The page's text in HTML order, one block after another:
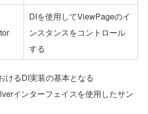
DIを使用してViewPageのイ
ンスタンスをコントロール
する
けるDI実装の基本となる
インターフェイスを使用したサン